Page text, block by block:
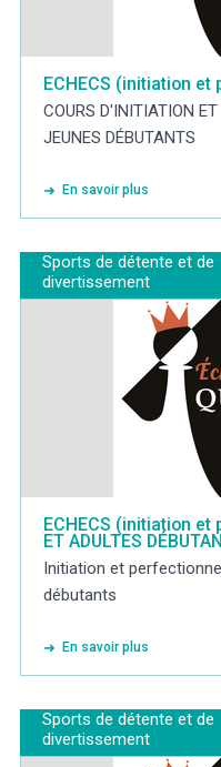
ECHECS (initiation et
COURS D'INITIATION
JEUNES DÉBUTANTS
En savoir plus
Sports de détente et de
divertissement
ECHECS (initiation et
ET ADULTES
Initiation et
débutants
En savoir plus
Sports de détente et de
divertissement